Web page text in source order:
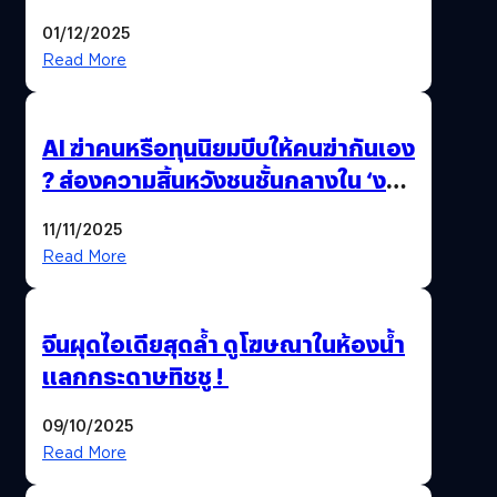
01/12/2025
Read More
AI ฆ่าคนหรือทุนนิยมบีบให้คนฆ่ากันเอง
? ส่องความสิ้นหวังชนชั้นกลางใน ‘งาน
11/11/2025
Read More
จีนผุดไอเดียสุดล้ำ ดูโฆษณาในห้องน้ำ
แลกกระดาษทิชชู !
09/10/2025
Read More